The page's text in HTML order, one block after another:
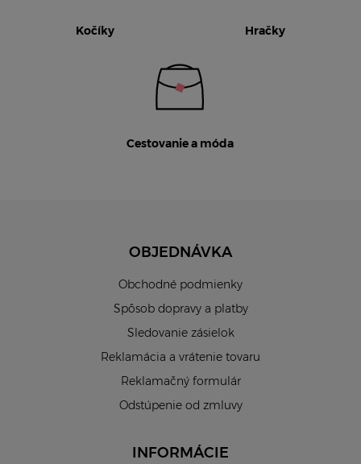
Kočíky Hračky
Cestovanie a móda
OBJEDNÁVKA
Obchodné podmienky
Spôsob dopravy a platby
Sledovanie zásielok
Reklamácia a vrátenie tovaru
Reklamačný formulár
Odstúpenie od zmluvy
INFORMÁCIE